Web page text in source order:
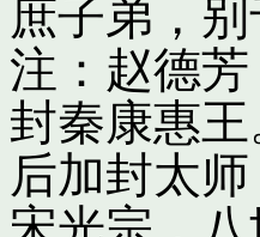
庶子弟，
注：赵德
封秦康惠
后加封太